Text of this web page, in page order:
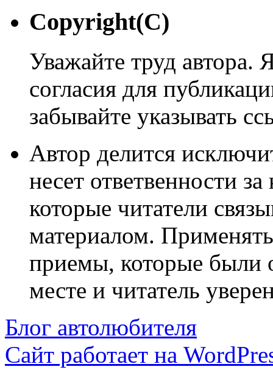
Copyright(C)
Уважайте труд автора.
согласия для
забывайте указывать
Автор делится
несет ответвенности
которые читатели
материалом.
приемы, которые были
месте и читатель
Блог автолюбителя
Сайт работает на